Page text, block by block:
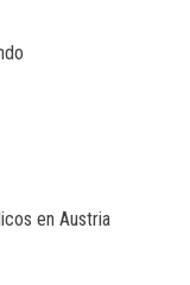
en Austria